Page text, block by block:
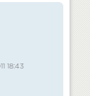
18:43